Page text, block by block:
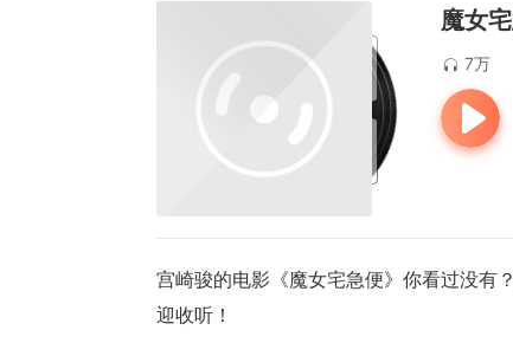
魔女
7万
宫崎骏的电影《魔女宅急便》你看过没有
迎收听！